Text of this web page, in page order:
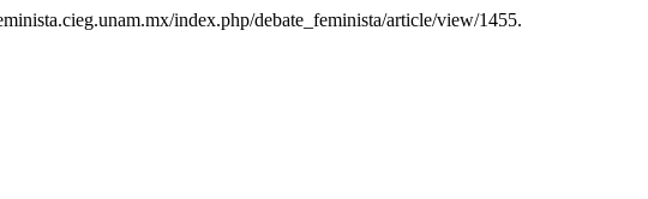
index.php/debate_feminista/article/view/1455.